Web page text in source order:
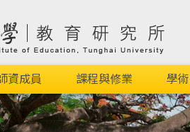
資成員 課程與修業 學